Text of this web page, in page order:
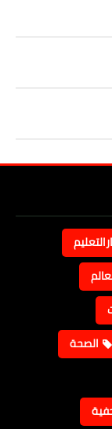
الصحة